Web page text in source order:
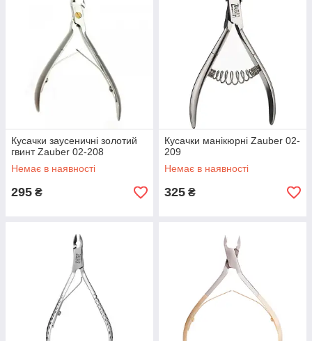
Кусачки заусеничні золотий
гвинт Zauber 02-208
Немає в наявності
295 ₴
Кусачки манікюрні Zauber 02-
209
Немає в наявності
325 ₴